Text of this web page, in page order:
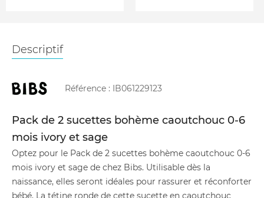
Descriptif
Référence : IB061229123
Pack de 2 sucettes bohème caoutchouc 0-6
mois ivory et sage
Optez pour le Pack de 2 sucettes bohème caoutchouc 0-6
mois ivory et sage de chez Bibs. Utilisable dès la
naissance, elles seront idéales pour rassurer et réconforter
bébé. La tétine ronde de cette sucette en caoutchouc